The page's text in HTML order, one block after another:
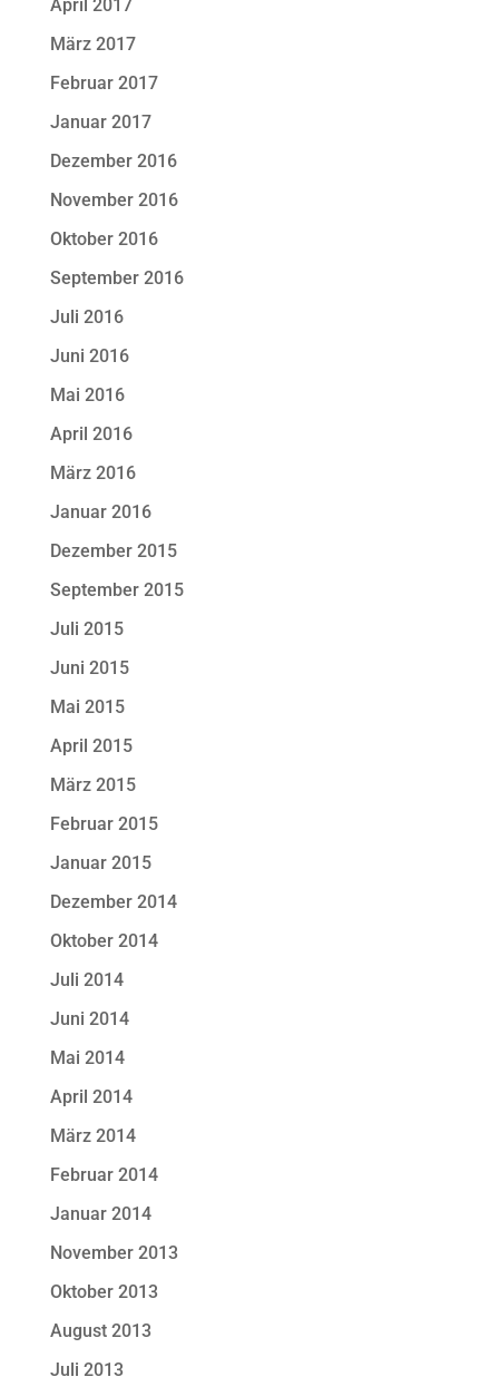
April 2017
März 2017
Februar 2017
Januar 2017
Dezember 2016
November 2016
Oktober 2016
September 2016
Juli 2016
Juni 2016
Mai 2016
April 2016
März 2016
Januar 2016
Dezember 2015
September 2015
Juli 2015
Juni 2015
Mai 2015
April 2015
März 2015
Februar 2015
Januar 2015
Dezember 2014
Oktober 2014
Juli 2014
Juni 2014
Mai 2014
April 2014
März 2014
Februar 2014
Januar 2014
November 2013
Oktober 2013
August 2013
Juli 2013